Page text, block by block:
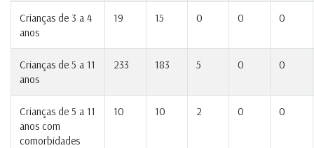
Crianças de 3 a 4
anos
19 15 0 0 0
Crianças de 5 a 11
anos
233 183 5 0 0
Crianças de 5 a 11
anos com
comorbidades
10 10 2 0 0